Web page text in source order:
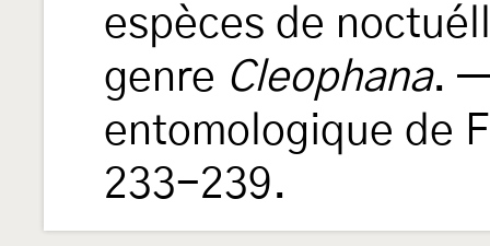
espèces de
genre Cleophana.
entomologique de
233-239.